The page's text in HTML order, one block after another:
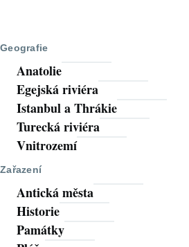
Geografie
Anatolie
Egejská riviéra
Istanbul a Thrákie
Turecká riviéra
Vnitrozemí
Zařazení
Antická města
Historie
Památky